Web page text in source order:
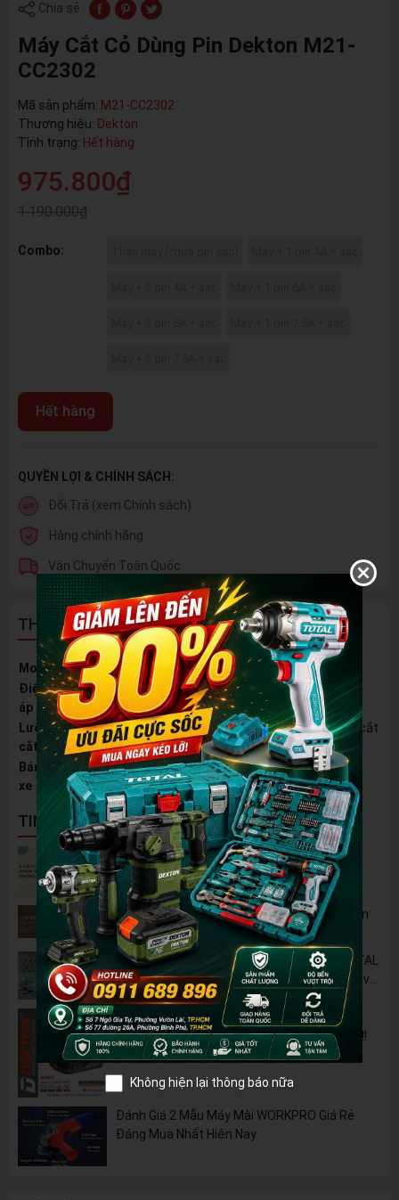
Chia sẻ
Máy Cắt Cỏ Dùng Pin Dekton M21-
CC2302
Mã sản phẩm: M21-CC2302
Thương hiệu: Dekton
Tình trạng: Hết hàng
975.800₫
1.190.000₫
Combo:
Hết hàng
QUYỀN LỢI & CHÍNH SÁCH:
Đổi Trả (xem Chính sách)
Hàng chính hãng
Vận Chuyển Toàn Quốc
THÔNG TIN SẢN PHẨM
Motor BRUSHLESS
Điện
áp
21V
Lưỡi
cắt
230mm, 2 lưỡi, 1 lưỡi cước, lưỡi dùng chung với máy cắt
cỏ xăng
Bánh
xe
Có
TIN NỔI BẬT
5 Cách Tận Dụng Máy Phun Xịt Áp Lực Cao
Không Chỉ Để Rửa Xe
Tủ Dụng Cụ CSPS: Giải Pháp Sắp Xếp Chuyên
Nghiệp Cho Mọi Xưởng Cơ Khí
🔋 Đột Phá Công Nghệ: Pin Lithium 42V TOTAL
B42M – Giải Pháp Thay Thế Máy Dùng Điện và
Nhiên Liệu
Pin 2Ah Chân Phổ Thông Dekton M21-
B2065PLUS - GỌN NHẸ, TIỆN LỢI đã về hàng!!!
Đánh Giá 2 Mẫu Máy Mài WORKPRO Giá Rẻ
Đáng Mua Nhất Hiện Nay
Không hiện lại thông báo nữa